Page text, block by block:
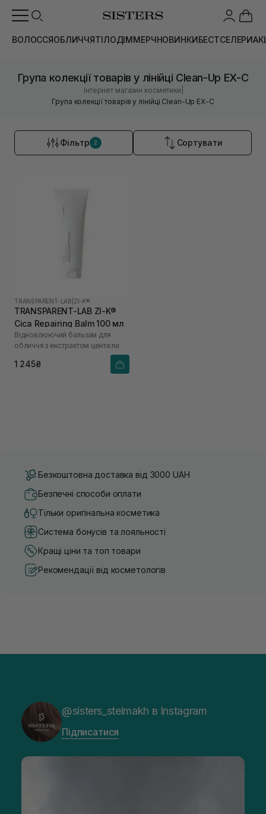
ВОЛОССЯОБЛИЧЧЯТІЛОДІММЕРЧНОВИНКИБЕСТСЕЛЕРИ
Група колекції товарів у лінійці Clean-Up EX-C
Інтернет магазин косметики
Група колекції товарів у лінійці Clean-Up EX-C
Фільтр 2 Сортувати
TRANSPARENT-LAB ZI-K®
TRANSPARENT-LAB ZI-K®
Cica Repairing Balm 100 мл
Відновлюючий бальзам для
обличчя з екстрактом центели
1 245₴
Безкоштовна доставка від 3000 UAH
Безпечні способи оплати
Тільки оригінальна косметика
Система бонусів та лояльності
Кращі ціни та топ товари
Рекомендації від косметологів
@sisters_stelmakh в Instagram
Підписатися